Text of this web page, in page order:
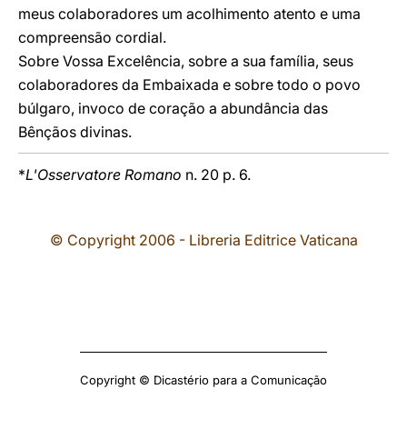
meus colaboradores um acolhimento atento e uma
compreensão cordial.
Sobre Vossa Excelência, sobre a sua família, seus
colaboradores da Embaixada e sobre todo o povo
búlgaro, invoco de coração a abundância das
Bênçãos divinas.
*L'Osservatore Romano n. 20 p. 6.
© Copyright 2006 - Libreria Editrice Vaticana
Copyright © Dicastério para a Comunicação